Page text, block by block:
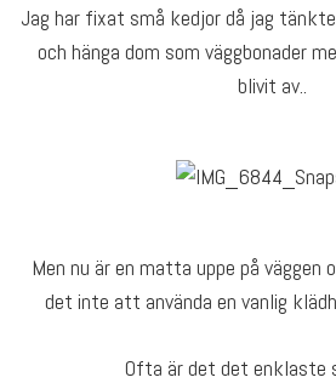
Jag har fixat små kedjor då jag
och hänga dom som väggbonader
blivit av..
Men nu är en matta uppe på väggen
det inte att använda en vanlig
Ofta är det det enklaste